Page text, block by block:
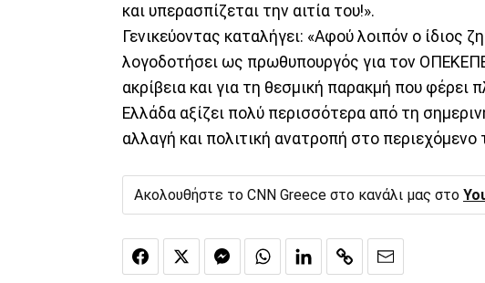
και υπερασπίζεται την αιτία του!».
Γενικεύοντας καταλήγει: «Αφού λοιπόν ο ίδιος
λογοδοτήσει ως πρωθυπουργός για τον
ακρίβεια και για τη θεσμική παρακμή που
Ελλάδα αξίζει πολύ περισσότερα από τη
αλλαγή και πολιτική ανατροπή στο περιεχόμενο
Ακολουθήστε το CNN Greece στο κανάλι μας στο